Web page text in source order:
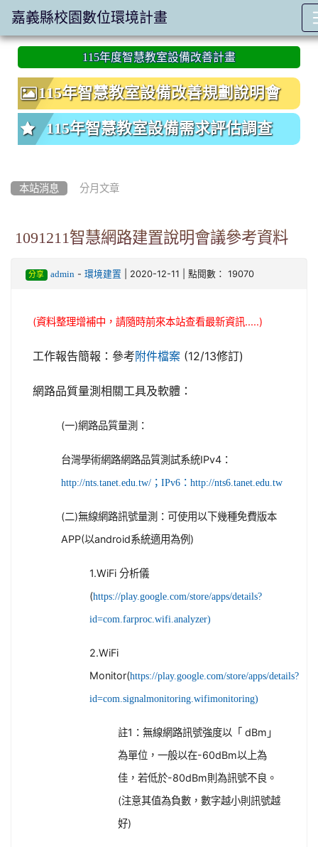
:::
115年度智慧教室設備改善計畫
115年智慧教室設備改善規劃說明會
115年智慧教室設備需求評估調查
本站消息 分月文章
1091211智慧網路建置說明會議參考資料
分享 admin- 環境建置 | 2020-12-11 | 點閱數： 19070
(資料整理增補中，請隨時前來本站查看最新資訊.....)
工作報告簡報：參考 附件檔案 (12/13修訂)
網路品質量測相關工具及軟體：
(一)網路品質量測：
台灣學術網路網路品質測試系統IPv4：
http://nts.tanet.edu.tw/；IPv6：http://nts6.tanet.edu.tw
(二)無線網路訊號量測：可使用以下幾種免費版本
APP(以android系統適用為例)
1.WiFi 分析儀
(https://play.google.com/store/apps/details?
id=com.farproc.wifi.analyzer)
2.WiFi
Monitor(https://play.google.com/store/apps/details?
id=com.signalmonitoring.wifimonitoring)
註1：無線網路訊號強度以「 dBm」
為單位，一般以在-60dBm以上為
佳，若低於-80dBm則為訊號不良。
(注意其值為負數，數字越小則訊號越
好)
嘉義縣校園數位環境計畫